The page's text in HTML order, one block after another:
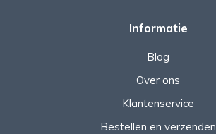
Informatie
Blog
Over ons
Klantenservice
Bestellen en verzenden